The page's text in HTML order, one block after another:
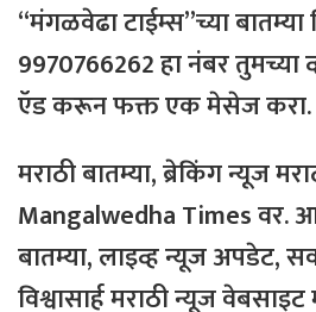
“मंगळवेढा टाईम्स”च्या बातम्या
9970766262 हा नंबर तुमच्या
ऍडकरून फक्तएकमेसेज करा.
मराठीबातम्या,ब्रेकिंगन्यूज
Mangalwedha Timesवर.
बातम्या, लाइव्ह न्यूज अपडेट,
विश्वासार्ह मराठी न्यूज